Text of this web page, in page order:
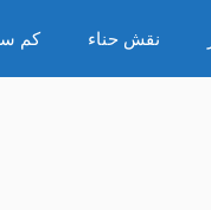
نقش حناء كم